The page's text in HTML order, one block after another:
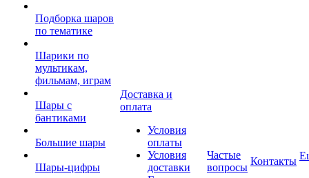
Подборка шаров
по тематике
Шарики по
мультикам,
фильмам, играм
Шары с
бантиками
Большие шары
Шары-цифры
Доставка и
оплата
Условия
оплаты
Условия
доставки
Частые
вопросы
Контакты